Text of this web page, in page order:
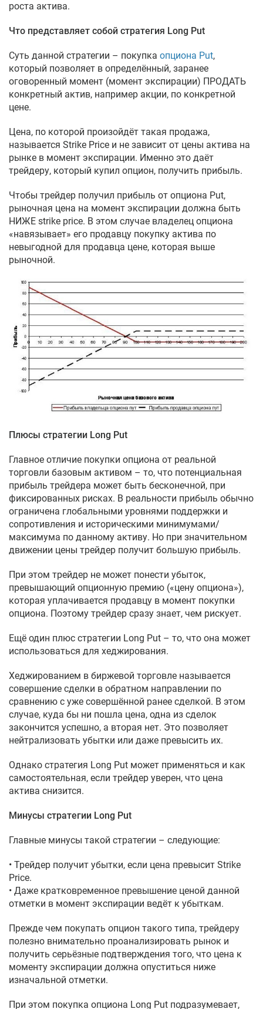
роста актива.
Что представляет собой стратегия Long Put
Суть данной стратегии – покупка опциона Put,
который позволяет в определённый, заранее
оговоренный момент (момент экспирации) ПРОДАТЬ
конкретный актив, например акции, по конкретной
цене.
Цена, по которой произойдёт такая продажа,
называется Strike Price и не зависит от цены актива на
рынке в момент экспирации. Именно это даёт
трейдеру, который купил опцион, получить прибыль.
Чтобы трейдер получил прибыль от опциона Put,
рыночная цена на момент экспирации должна быть
НИЖЕ strike price. В этом случае владелец опциона
«навязывает» его продавцу покупку актива по
невыгодной для продавца цене, которая выше
рыночной.
Плюсы стратегии Long Put
Главное отличие покупки опциона от реальной
торговли базовым активом – то, что потенциальная
прибыль трейдера может быть бесконечной, при
фиксированных рисках. В реальности прибыль обычно
ограничена глобальными уровнями поддержки и
сопротивления и историческими минимумами/
максимума по данному активу. Но при значительном
движении цены трейдер получит большую прибыль.
При этом трейдер не может понести убыток,
превышающий опционную премию («цену опциона»),
которая уплачивается продавцу в момент покупки
опциона. Поэтому трейдер сразу знает, чем рискует.
Ещё один плюс стратегии Long Put – то, что она может
использоваться для хеджирования.
Хеджированием в биржевой торговле называется
совершение сделки в обратном направлении по
сравнению с уже совершённой ранее сделкой. В этом
случае, куда бы ни пошла цена, одна из сделок
закончится успешно, а вторая нет. Это позволяет
нейтрализовать убытки или даже превысить их.
Однако стратегия Long Put может применяться и как
самостоятельная, если трейдер уверен, что цена
актива снизится.
Минусы стратегии Long Put
Главные минусы такой стратегии – следующие:
• Трейдер получит убытки, если цена превысит Strike
Price.
• Даже кратковременное превышение ценой данной
отметки в момент экспирации ведёт к убыткам.
Прежде чем покупать опцион такого типа, трейдеру
полезно внимательно проанализировать рынок и
получить серьёзные подтверждения того, что цена к
моменту экспирации должна опуститься ниже
изначальной отметки.
При этом покупка опциона Long Put подразумевает,